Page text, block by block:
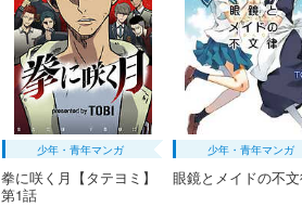
少年・青年マンガ
拳に咲く月【タテヨミ】
第1話
少年・青年マンガ
眼鏡とメイドの不